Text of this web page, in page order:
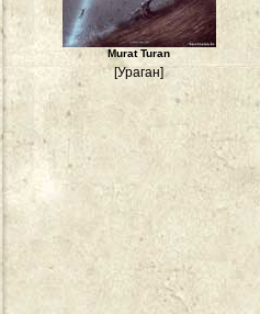
Murat Turan
[Ураган]